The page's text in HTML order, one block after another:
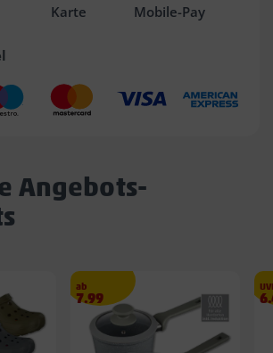
Karte Mobile-Pay
Angebots-
ab
Angebotspreis
7.99
7.99